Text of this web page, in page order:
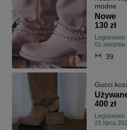
modne
Nowe
130 zł
Legionowo
01 sierpnia
39
Gucci
400 zł
Legionowo
25 lipca